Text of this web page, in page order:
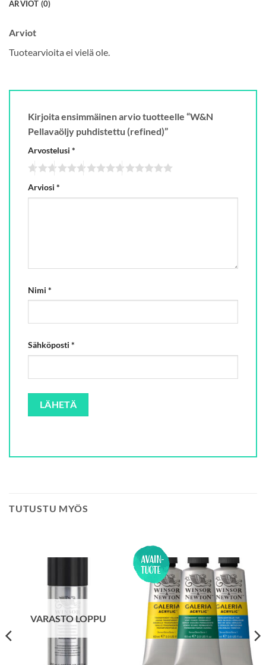
ARVIOT (0)
Arviot
Tuotearvioita ei vielä ole.
Kirjoita ensimmäinen arvio tuotteelle “W&N
Pellavaöljy puhdistettu (refined)”
Arvostelusi *
Arviosi *
Nimi *
Sähköposti *
TUTUSTU MYÖS
VARASTO LOPPU